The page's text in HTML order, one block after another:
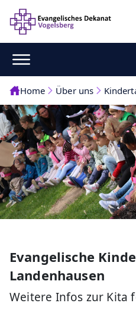
Home Über uns
Evangelische
Landenhausen
Weitere Infos zur Kita